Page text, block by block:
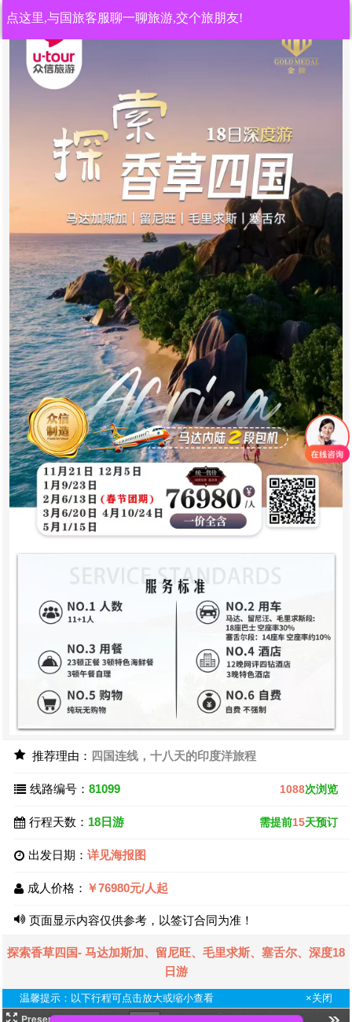
推荐理由： 四国连线，十八天的印度洋旅程
线路编号： 81099 1088次浏览
行程天数： 18日游 需提前15天预订
出发日期： 详见海报图
成人价格： ￥76980元/人起
页面显示内容仅供参考，以签订合同为准！
探索香草四国- 马达加斯加、留尼旺、毛里求斯、塞舌尔、深度18
日游
温馨提示：以下行程可点击放大或缩小查看 ×关闭
点这里,与国旅客服聊一聊旅游,交个旅朋友!